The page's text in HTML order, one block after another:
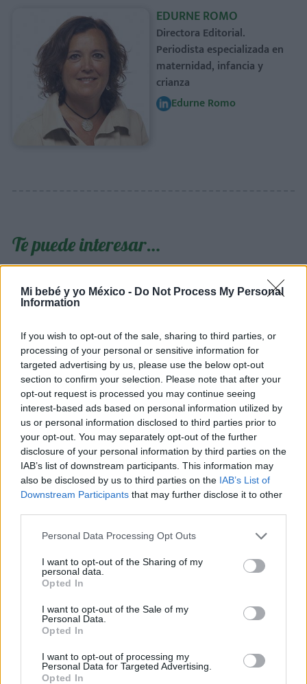
Mi bebé y yo México - Do Not Process My Personal
Information
If you wish to opt-out of the sale, sharing to third parties, or
processing of your personal or sensitive information for
targeted advertising by us, please use the below opt-out
section to confirm your selection. Please note that after your
opt-out request is processed you may continue seeing
interest-based ads based on personal information utilized by
us or personal information disclosed to third parties prior to
your opt-out. You may separately opt-out of the further
disclosure of your personal information by third parties on the
IAB’s list of downstream participants. This information may
also be disclosed by us to third parties on the IAB’s List of
Downstream Participants that may further disclose it to other
Personal Data Processing Opt Outs
I want to opt-out of the Sharing of my
personal data.
Opted In
I want to opt-out of the Sale of my
Personal Data.
Opted In
I want to opt-out of processing my
Personal Data for Targeted Advertising.
Opted In
EDURNE ROMO
Directora Editorial.
Periodista especializada en
maternidad, infancia y
crianza
Edurne Romo
Te puede interesar…
Alergia al sudor en bebés: qué es y cómo tratarla
LEER
Primeros auxilios para bebés y niños: cómo
LEER